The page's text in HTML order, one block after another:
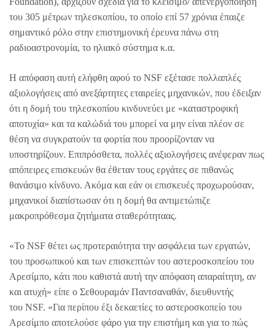
του 305 μέτρων τηλεσκοπίου, το οποίο επί 57 χρόνια έπαιζε
σημαντικό ρόλο στην επιστημονική έρευνα πάνω στη
ραδιοαστρονομία, το ηλιακό σύστημα κ.α.
H απόφαση αυτή ελήφθη αφού το NSF εξέτασε πολλαπλές
αξιολογήσεις από ανεξάρτητες εταιρείες μηχανικών, που έδειξαν
ότι η δομή του τηλεσκοπίου κινδυνεύει με «καταστροφική
αποτυχία» και τα καλώδιά του μπορεί να μην είναι πλέον σε
θέση να συγκρατούν τα φορτία που προορίζονταν να
υποστηρίζουν. Επιπρόσθετα, πολλές αξιολογήσεις ανέφεραν πως
απόπειρες επισκευών θα έθεταν τους εργάτες σε πιθανώς
θανάσιμο κίνδυνο. Ακόμα και εάν οι επισκευές προχωρούσαν,
μηχανικοί διαπίστωσαν ότι η δομή θα αντιμετώπιζε
μακροπρόθεσμα ζητήματα σταθερότηταας.
«Το NSF θέτει ως προτεραιότητα την ασφάλεια των εργατών,
του προσωπικού και των επισκεπτών του αστεροσκοπείου του
Αρεσίμπο, κάτι που καθιστά αυτή την απόφαση απαραίτητη, αν
και ατυχή» είπε ο Σεθουραμάν Παντσαναθάν, διευθυντής
του NSF. «Για περίπου έξι δεκαετίες το αστεροσκοπείο του
Αρεσίμπο αποτελούσε φάρο για την επιστήμη και για το πώς